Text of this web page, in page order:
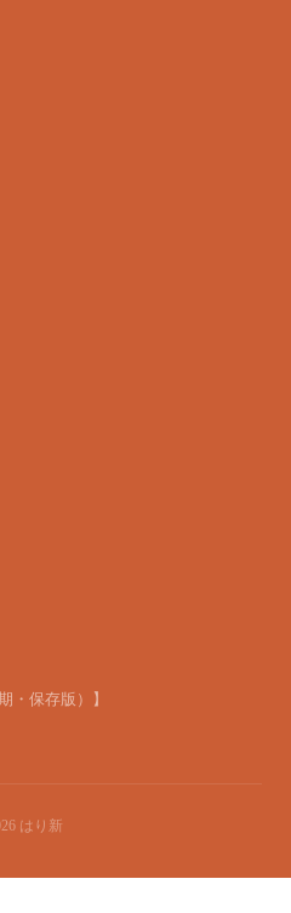
・保存版）】
はり新